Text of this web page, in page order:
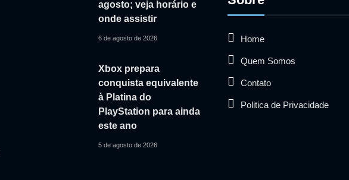
agosto; veja horário e
onde assistir
6 de agosto de 2026
Xbox prepara
conquista equivalente
à Platina do
PlayStation para ainda
este ano
5 de agosto de 2026
Home
Quem Somos
Contato
Politica de Privacidade